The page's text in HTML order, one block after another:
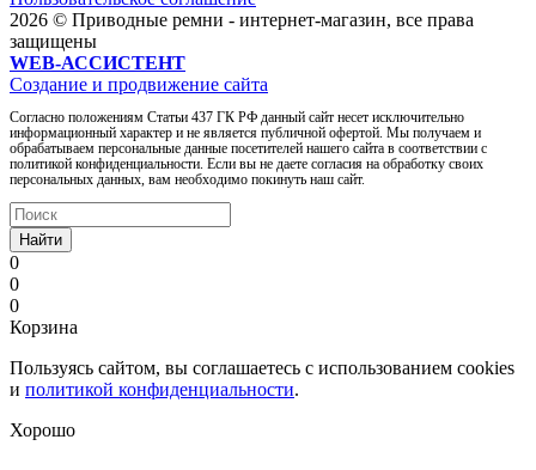
2026 © Приводные ремни - интернет-магазин, все права
защищены
WEB-АССИСТЕНТ
Создание и продвижение сайта
Согласно положениям Статьи 437 ГК РФ данный сайт несет исключительно
информационный характер и не является публичной офертой. Мы получаем и
обрабатываем персональные данные посетителей нашего сайта в соответствии с
политикой конфиденциальности. Если вы не даете согласия на обработку своих
персональных данных, вам необходимо покинуть наш сайт.
Найти
0
0
0
Корзина
Пользуясь сайтом, вы соглашаетесь с использованием cookies
и политикой конфиденциальности.
Хорошо